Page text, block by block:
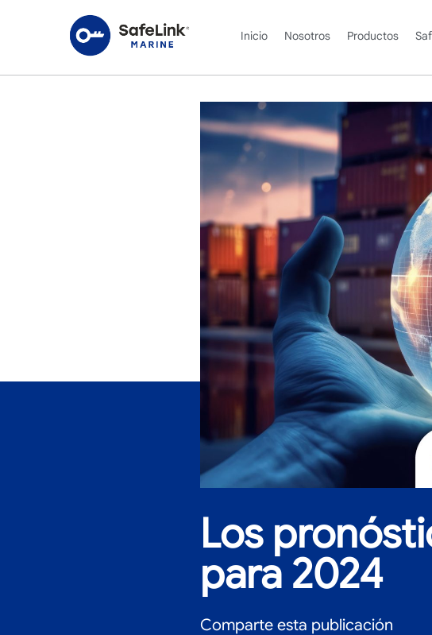
Inicio Nosotros Productos
Los
para 2024
Comparte esta publicación